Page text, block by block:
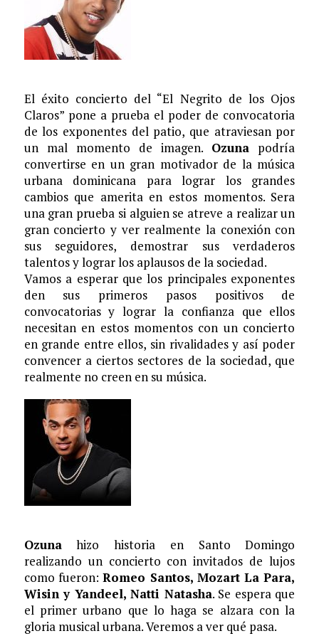
El éxito concierto del “El Negrito de los Ojos
Claros” pone a prueba el poder de convocatoria
de los exponentes del patio, que atraviesan por
un mal momento de imagen. Ozuna podría
convertirse en un gran motivador de la música
urbana dominicana para lograr los grandes
cambios que amerita en estos momentos. Sera
una gran prueba si alguien se atreve a realizar un
gran concierto y ver realmente la conexión con
sus seguidores, demostrar sus verdaderos
talentos y lograr los aplausos de la sociedad.
Vamos a esperar que los principales exponentes
den sus primeros pasos positivos de
convocatorias y lograr la confianza que ellos
necesitan en estos momentos con un concierto
en grande entre ellos, sin rivalidades y así poder
convencer a ciertos sectores de la sociedad, que
realmente no creen en su música.
Ozunahizo historia en Santo Domingo
realizando un concierto con invitados de lujos
como fueron:Romeo Santos, Mozart La Para,
Wisin y Yandeel, Natti Natasha. Se espera que
el primer urbano que lo haga se alzara con la
gloria musical urbana. Veremos a ver qué pasa.